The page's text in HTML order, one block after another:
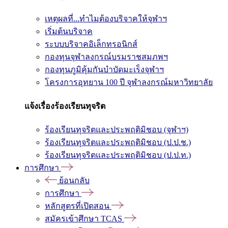
เหตุผลที่...ทำไมต้องบริจาคให้จุฬาฯ
เริ่มต้นบริจาค
ระบบบริจาคอิเล็กทรอนิกส์
กองทุนจุฬาลงกรณ์บรมราชสมภพฯ
กองทุนภูมิคุ้มกันบำบัดมะเร็งจุฬาฯ
โครงการอุทยาน 100 ปี จุฬาลงกรณ์มหาวิทยาลัย
แจ้งเรื่องร้องเรียนทุจริต
ร้องเรียนทุจริตและประพฤติมิชอบ (จุฬาฯ)
ร้องเรียนทุจริตและประพฤติมิชอบ (ป.ป.ช.)
ร้องเรียนทุจริตและประพฤติมิชอบ (ป.ป.ท.)
การศึกษา
ย้อนกลับ
การศึกษา
หลักสูตรที่เปิดสอน
สมัครเข้าศึกษา TCAS